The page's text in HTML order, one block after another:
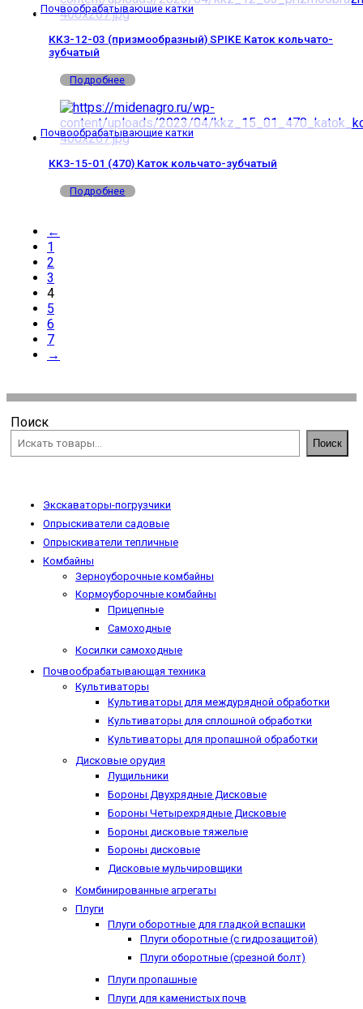
Почвообрабатывающие катки
ККЗ-12-03 (призмообразный) SPIKE Каток кольчато-
зубчатый
Подробнее
Почвообрабатывающие катки
ККЗ-15-01 (470) Каток кольчато-зубчатый
Подробнее
←
1
2
3
4
5
6
7
→
Поиск
Поиск
Экскаваторы-погрузчики
Опрыскиватели садовые
Опрыскиватели тепличные
Комбайны
Зерноуборочные комбайны
Кормоуборочные комбайны
Прицепные
Самоходные
Косилки самоходные
Почвообрабатывающая техника
Культиваторы
Культиваторы для междурядной обработки
Культиваторы для сплошной обработки
Культиваторы для пропашной обработки
Дисковые орудия
Лущильники
Бороны Двухрядные Дисковые
Бороны Четырехрядные Дисковые
Бороны дисковые тяжелые
Бороны дисковые
Дисковые мульчировщики
Комбинированные агрегаты
Плуги
Плуги оборотные для гладкой вспашки
Плуги оборотные (с гидрозащитой)
Плуги оборотные (срезной болт)
Плуги пропашные
Плуги для каменистых почв